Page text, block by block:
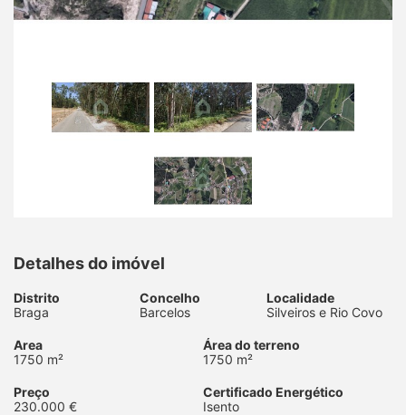
Detalhes do imóvel
Distrito
Braga
Concelho
Barcelos
Localidade
Silveiros e Rio Covo
Area
1750 m²
Área do terreno
1750 m²
Preço
230.000 €
Certificado Energético
Isento